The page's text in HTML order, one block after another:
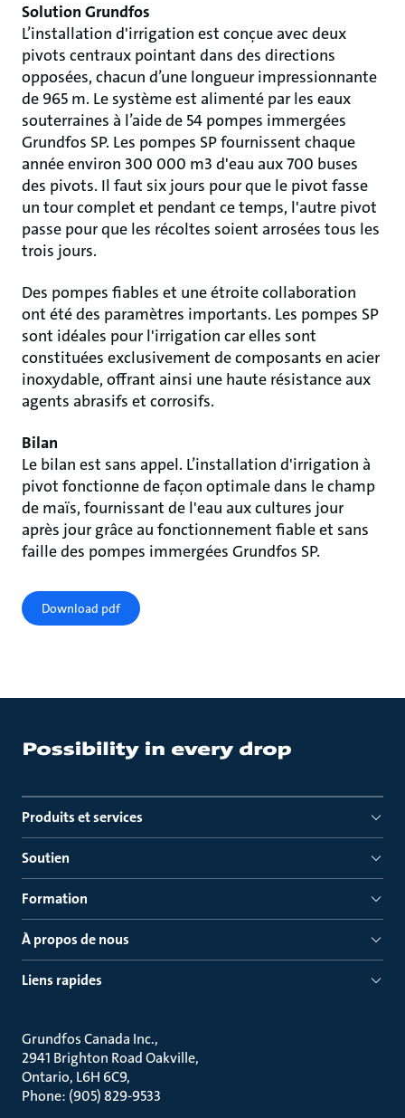
Solution Grundfos
L’installation d'irrigation est conçue avec deux
pivots centraux pointant dans des directions
opposées, chacun d’une longueur impressionnante
de 965 m. Le système est alimenté par les eaux
souterraines à l’aide de 54 pompes immergées
Grundfos SP. Les pompes SP fournissent chaque
année environ 300 000 m3 d'eau aux 700 buses
des pivots. Il faut six jours pour que le pivot fasse
un tour complet et pendant ce temps, l'autre pivot
passe pour que les récoltes soient arrosées tous les
trois jours.
Des pompes fiables et une étroite collaboration
ont été des paramètres importants. Les pompes SP
sont idéales pour l'irrigation car elles sont
constituées exclusivement de composants en acier
inoxydable, offrant ainsi une haute résistance aux
agents abrasifs et corrosifs.
Bilan
Le bilan est sans appel. L’installation d'irrigation à
pivot fonctionne de façon optimale dans le champ
de maïs, fournissant de l'eau aux cultures jour
après jour grâce au fonctionnement fiable et sans
faille des pompes immergées Grundfos SP.
Download pdf
Produits et services
Soutien
Formation
À propos de nous
Liens rapides
Grundfos Canada Inc.
2941 Brighton Road Oakville
Ontario, L6H 6C9
Phone: (905) 829-9533